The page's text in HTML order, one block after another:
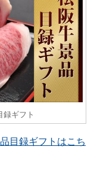
録ギフト
目録ギフトはこち